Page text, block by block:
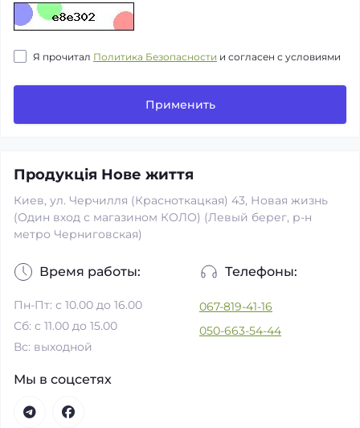
Я прочитал Политика Безопасности и согласен с условиями
Применить
Продукція Нове життя
Киев, ул. Черчилля (Красноткацкая) 43, Новая жизнь
(Один вход с магазином КОЛО) (Левый берег, р-н
метро Черниговская)
Время работы:
Пн-Пт: с 10.00 до 16.00
Сб: с 11.00 до 15.00
Вс: выходной
Телефоны:
067-819-41-16
050-663-54-44
Мы в соцсетях